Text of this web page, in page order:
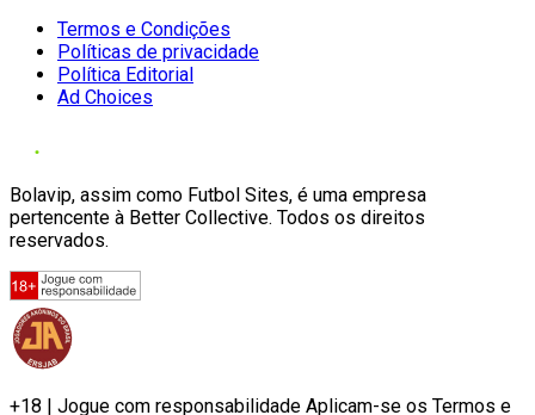
Termos e Condições
Políticas de privacidade
Política Editorial
Ad Choices
Bolavip, assim como Futbol Sites, é uma empresa
pertencente à Better Collective. Todos os direitos
reservados.
+18 | Jogue com responsabilidade Aplicam-se os Termos e